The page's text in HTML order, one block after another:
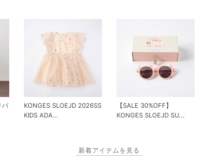
バ
KONGES SLOEJD 2026SS
KIDS ADA...
【SALE 30%OFF】
KONGES SLOEJD SU...
新着アイテムを見る